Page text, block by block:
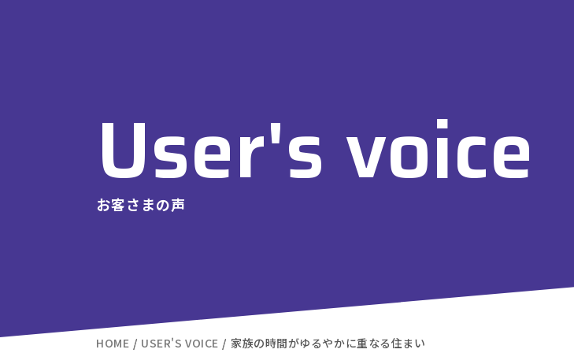
User's voice
お客さまの声
HOME USER'S VOICE 家族の時間がゆるやかに重なる住まい